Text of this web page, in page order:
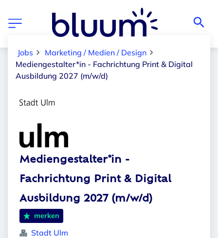
Jobs
Marketing / Medien / Design
Mediengestalter*in - Fachrichtung Print & Digital
Ausbildung 2027 (m/w/d)
Mediengestalter*in -
Fachrichtung Print & Digital
Ausbildung 2027 (m/w/d)
merken
Stadt Ulm